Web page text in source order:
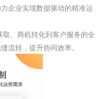
企业实现数据驱动的精准运
、‌商机转化‌到‌客户服务‌的全
流转，提升协同效率。